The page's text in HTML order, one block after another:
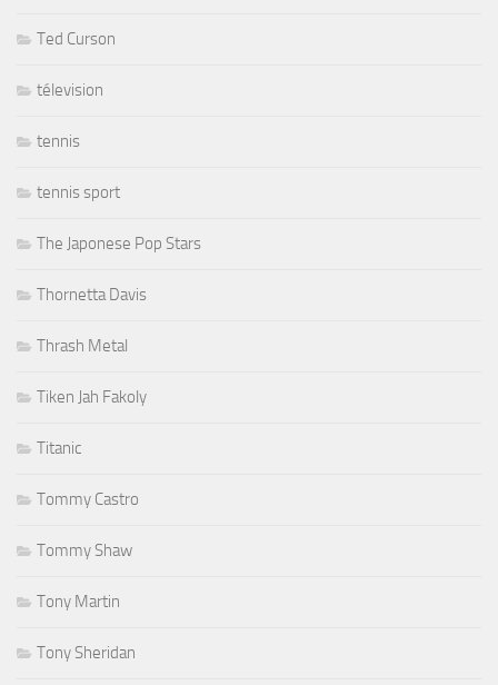
Ted Curson
télevision
tennis
tennis sport
The Japonese Pop Stars
Thornetta Davis
Thrash Metal
Tiken Jah Fakoly
Titanic
Tommy Castro
Tommy Shaw
Tony Martin
Tony Sheridan